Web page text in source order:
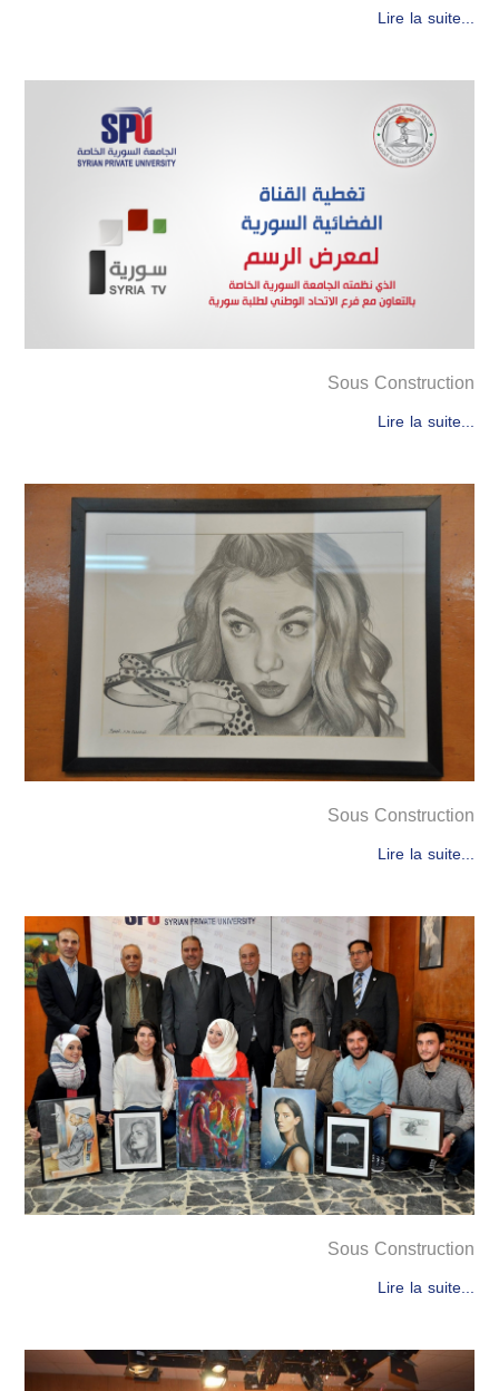
Lire la suite...
Sous Construction
Lire la suite...
Sous Construction
Lire la suite...
Sous Construction
Lire la suite...